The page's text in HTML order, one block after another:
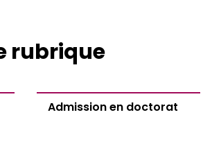
rubrique
Admission en doctorat